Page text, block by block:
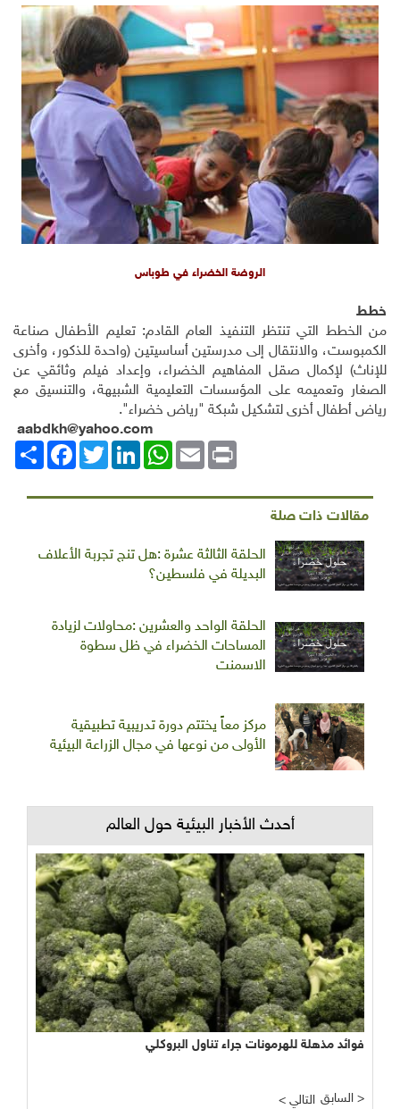
الروضة الخضراء في طوباس
خطط
من الخطط التي تنتظر التنفيذ العام القادم: تعليم الأطفال صناعة
الكمبوست، والانتقال إلى مدرستين أساسيتين (واحدة للذكور، وأخرى
للإناث) لإكمال صقل المفاهيم الخضراء، وإعداد فيلم وثائقي عن
الصغار وتعميمه على المؤسسات التعليمية الشبيهة، والتنسيق مع
رياض أطفال أخرى لتشكيل شبكة "رياض خضراء".
aabdkh@yahoo.com
انشر
FacebookTwitterLinkedIn
WhatsAppEmail Print
مقالات ذات صلة
الحلقة الثالثة عشرة :هل تنج تجربة الأعلاف
البديلة في فلسطين؟
الحلقة الواحد والعشرين :محاولات لزيادة
المساحات الخضراء في ظل سطوة
الاسمنت
مركز معاً يختتم دورة تدريبية تطبيقية
الأولى من نوعها في مجال الزراعة البيئية
أحدث الأخبار البيئية حول العالم
فوائد مذهلة للهرمونات جراء تناول البروكلي
< التالي السابق >